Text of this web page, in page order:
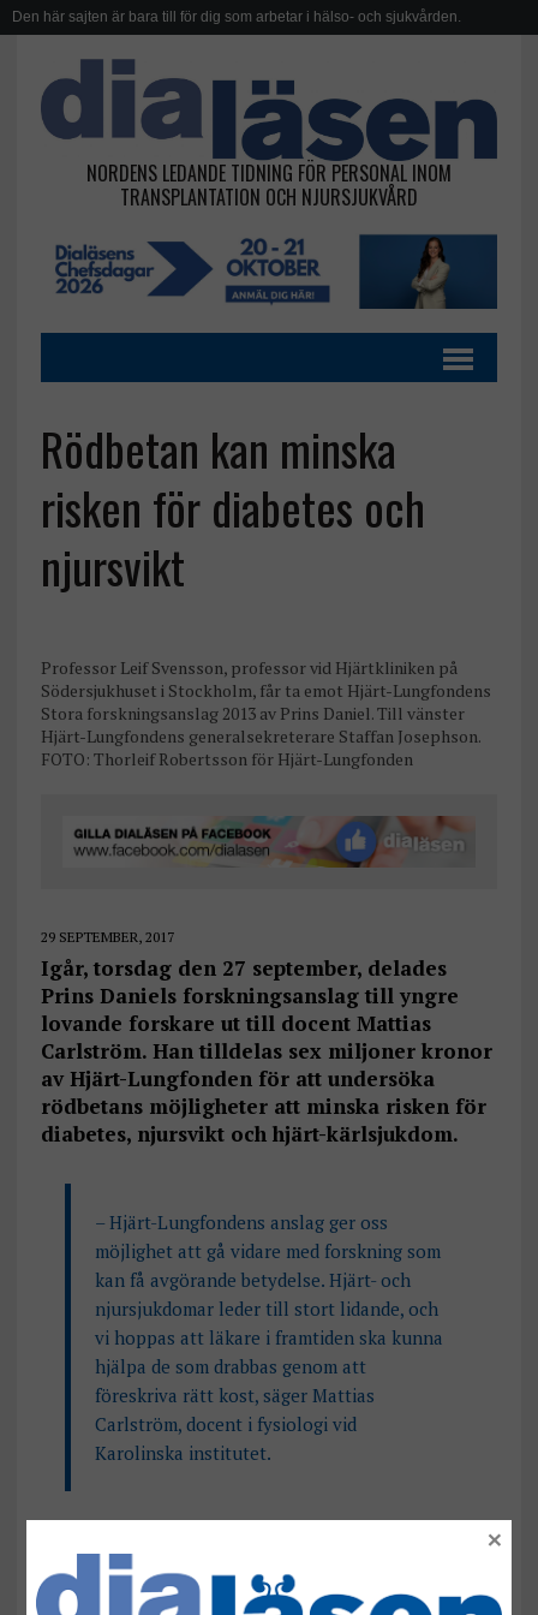
Den här sajten är bara till för dig som arbetar i hälso- och sjukvården.
NORDENS LEDANDE TIDNING FÖR PERSONAL INOM
TRANSPLANTATION OCH NJURSJUKVÅRD
Rödbetan kan minska
risken för diabetes och
njursvikt
Professor Leif Svensson, professor vid Hjärtkliniken på
Södersjukhuset i Stockholm, får ta emot Hjärt-Lungfondens
Stora forskningsanslag 2013 av Prins Daniel. Till vänster
Hjärt-Lungfondens generalsekreterare Staffan Josephson.
FOTO: Thorleif Robertsson för Hjärt-Lungfonden
29 SEPTEMBER, 2017
Igår, torsdag den 27 september, delades
Prins Daniels forskningsanslag till yngre
lovande forskare ut till docent Mattias
Carlström. Han tilldelas sex miljoner kronor
av Hjärt-Lungfonden för att undersöka
rödbetans möjligheter att minska risken för
diabetes, njursvikt och hjärt-kärlsjukdom.
– Hjärt-Lungfondens anslag ger oss
möjlighet att gå vidare med forskning som
kan få avgörande betydelse. Hjärt- och
njursjukdomar leder till stort lidande, och
vi hoppas att läkare i framtiden ska kunna
hjälpa de som drabbas genom att
föreskriva rätt kost, säger Mattias
Carlström, docent i fysiologi vid
Karolinska institutet.
Det finns ett samband mellan högt blodtryck, typ
2-diabetes och njursvikt. Mycket talar för att
kopplingen kan bero på oxidativ stress, det vill
×